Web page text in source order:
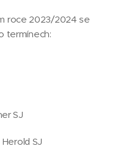
roce 2023/2024 se
termínech:
SJ
SJ